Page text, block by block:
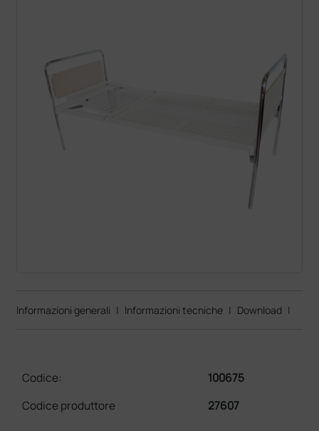
Informazioni generali | Informazioni tecniche | Download |
Codice:
100675
Codice produttore
27607